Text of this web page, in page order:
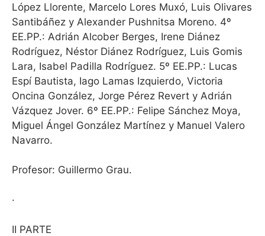
López Llorente, Marcelo Lores Muxó, Luis Olivares
Santibáñez y Alexander Pushnitsa Moreno. 4º
EE.PP.: Adrián Alcober Berges, Irene Diánez
Rodríguez, Néstor Diánez Rodríguez, Luis Gomis
Lara, Isabel Padilla Rodríguez. 5º EE.PP.: Lucas
Espí Bautista, Iago Lamas Izquierdo, Victoria
Oncina González, Jorge Pérez Revert y Adrián
Vázquez Jover. 6º EE.PP.: Felipe Sánchez Moya,
Miguel Ángel González Martínez y Manuel Valero
Navarro.
Profesor: Guillermo Grau.
·
II PARTE